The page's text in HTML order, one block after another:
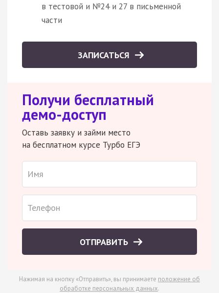
в тестовой и №24 и 27 в письменной
части
ЗАПИСАТЬСЯ
Получи бесплатный
демо-доступ
Оставь заявку и займи место
на бесплатном курсе Турбо ЕГЭ
ОТПРАВИТЬ
Нажимая на кнопку «Отправить», вы принимаете положение об
обработке персональных данных.